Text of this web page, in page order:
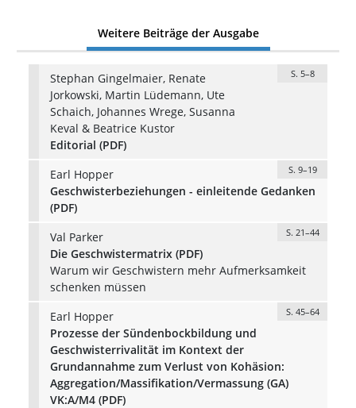
Weitere Beiträge der Ausgabe
Stephan Gingelmaier, Renate
Jorkowski, Martin Lüdemann, Ute
Schaich, Johannes Wrege, Susanna
Keval & Beatrice Kustor
S. 5–8
Editorial (PDF)
Earl Hopper
S. 9–19
Geschwisterbeziehungen - einleitende Gedanken
(PDF)
Val Parker
S. 21–44
Die Geschwistermatrix (PDF)
Warum wir Geschwistern mehr Aufmerksamkeit
schenken müssen
Earl Hopper
S. 45–64
Prozesse der Sündenbockbildung und
Geschwisterrivalität im Kontext der
Grundannahme zum Verlust von Kohäsion:
Aggregation/Massifikation/Vermassung (GA)
VK:A/M4 (PDF)